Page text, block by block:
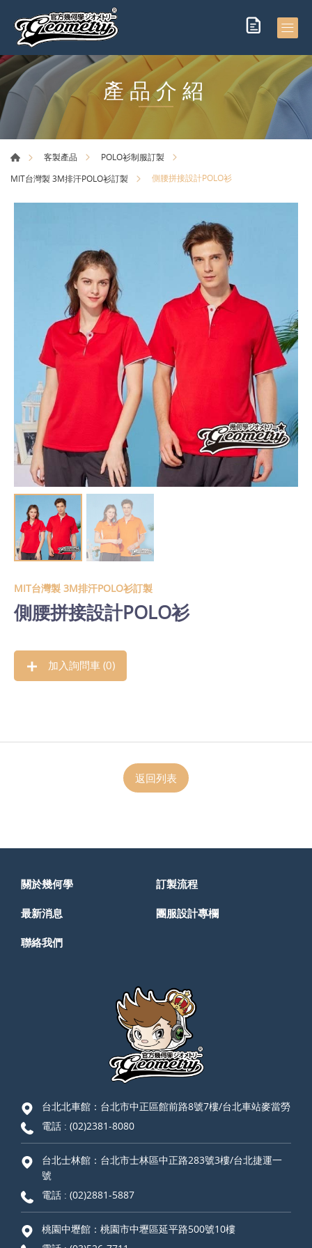
產品介紹
客製產品
POLO衫制服訂製
MIT台灣製 3M排汗POLO衫訂製
側腰拼接設計POLO衫
MIT台灣製 3M排汗POLO衫訂製
側腰拼接設計POLO衫
加入詢問車 (0)
返回列表
關於幾何學 訂製流程
最新消息 團服設計專欄
聯絡我們
台北北車館：台北市中正區館前路8號7樓/台北車站麥當勞
電話 : (02)2381-8080
台北士林館：台北市士林區中正路283號3樓/台北捷運一
號
電話 : (02)2881-5887
桃園中壢館：桃園市中壢區延平路500號10樓